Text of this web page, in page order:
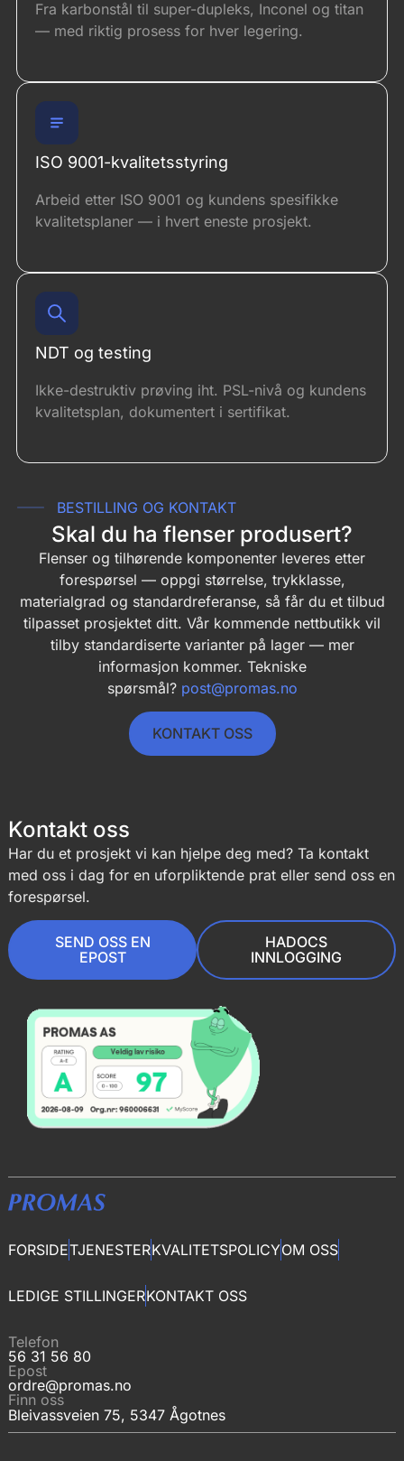
Fra karbonstål til super-dupleks, Inconel og titan
— med riktig prosess for hver legering.
ISO 9001-kvalitetsstyring
Arbeid etter ISO 9001 og kundens spesifikke
kvalitetsplaner — i hvert eneste prosjekt.
NDT og testing
Ikke-destruktiv prøving iht. PSL-nivå og kundens
kvalitetsplan, dokumentert i sertifikat.
BESTILLING OG KONTAKT
Skal du ha flenser produsert?
Flenser og tilhørende komponenter leveres etter
forespørsel — oppgi størrelse, trykklasse,
materialgrad og standardreferanse, så får du et tilbud
tilpasset prosjektet ditt. Vår kommende nettbutikk vil
tilby standardiserte varianter på lager — mer
informasjon kommer. Tekniske
spørsmål? post@promas.no
KONTAKT OSS
Kontakt oss
Har du et prosjekt vi kan hjelpe deg med? Ta kontakt
med oss i dag for en uforpliktende prat eller send oss en
forespørsel.
SEND OSS EN
EPOST
HADOCS
INNLOGGING
FORSIDETJENESTERKVALITETSPOLICYOM OSS
LEDIGE STILLINGERKONTAKT OSS
Telefon
56 31 56 80
Epost
ordre@promas.no
Finn oss
Bleivassveien 75, 5347 Ågotnes